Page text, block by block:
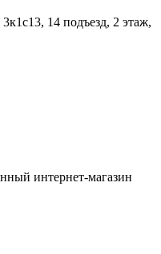
14 подъезд, 2 этаж,
интернет-магазин